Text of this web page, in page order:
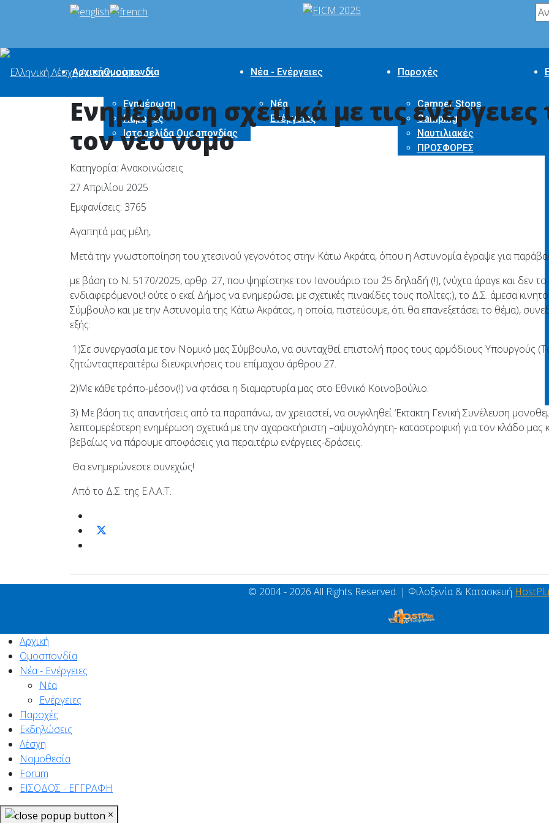
ΑρχικήΟμοσπονδία
Ενημέρωση
Παροχές
Ιστοσελίδα Ομοσπονδίας
Νέα - Ενέργειες
Νέα
Ενέργειες
Παροχές
Camper Stops
Camping
Ναυτιλιακές
ΠΡΟΣΦΟΡΕΣ
Ενημέρωση σχετικά με τις ενέργειες
τον νέο νόμο
Κατηγορία: Ανακοινώσεις
27 Απριλίου 2025
Εμφανίσεις: 3765
Αγαπητά μας μέλη,
Μετά την γνωστοποίηση του χτεσινού γεγονότος στην Κάτω Ακράτα, όπου η Αστυνομία έγραψε για
με βάση το Ν. 5170/2025, αρθρ. 27, που ψηφίστηκε τον Ιανουάριο του ΄25 δηλαδή (!), (νύχτα άραγε και δεν το
ενδιαφερόμενοι;! ούτε ο εκεί Δήμος να ενημερώσει με σχετικές πινακίδες τους πολίτες;), το Δ.Σ. άμεσα
Σύμβουλο και με την Αστυνομία της Κάτω Ακράτας, η οποία, πιστεύουμε, ότι θα επανεξετάσει το θέμα),
εξής:
1)Σε συνεργασία με τον Νομικό μας Σύμβουλο, να συνταχθεί επιστολή προς τους αρμόδιους Υπουργούς
ζητώνταςπεραιτέρω διευκρινήσεις του επίμαχου άρθρου 27.
2)Με κάθε τρόπο-μέσον(!) να φτάσει η διαμαρτυρία μας στο Εθνικό Κοινοβούλιο.
3) Με βάση τις απαντήσεις από τα παραπάνω, αν χρειαστεί, να συγκληθεί ‘Εκτακτη Γενική Συνέλευση
λεπτομερέστερη ενημέρωση σχετικά με την αχαρακτήριστη –αψυχολόγητη- καταστροφική για τον κλάδο
βεβαίως να πάρουμε αποφάσεις για περαιτέρω ενέργειες-δράσεις.
Θα ενημερώνεστε συνεχώς!
Από το Δ.Σ. της Ε.Λ.Α.Τ.
© 2004 - 2026 All Rights Reserved. | Φιλοξενία & Κατασκευή
Αρχική
Ομοσπονδία
Νέα - Ενέργειες
Νέα
Ενέργειες
Παροχές
Εκδηλώσεις
Λέσχη
Νομοθεσία
Forum
ΕΙΣΟΔΟΣ - ΕΓΓΡΑΦΗ
×